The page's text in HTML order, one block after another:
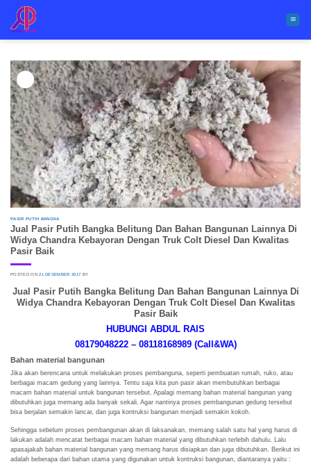
content
PASIR PUTIH BANGKA
Jual Pasir Putih Bangka Belitung Dan Bahan Bangunan Lainnya Di
Widya Chandra Kebayoran Dengan Truk Colt Diesel Dan Kwalitas
Pasir Baik
POSTED ON21 DESEMBER 2017 BY
Jual Pasir Putih Bangka Belitung Dan Bahan Bangunan Lainnya Di
Widya Chandra Kebayoran Dengan Truk Colt Diesel Dan Kwalitas
Pasir Baik
HUBUNGI ABDUL RAIS
08179048222 – 08118168989 (Call&WA)
Bahan material bangunan
Jika akan berencana untuk melakukan proses pembanguna, seperti pembuatan rumah, ruko, atau
berbagai macam gedung yang lainnya. Tentu saja kita pun pasir akan membutuhkan berbagai
macam bahan material untuk bangunan tersebut. Apalagi memang bahan material bangunan yang
dibutuhkan juga memang ada banyak sekali. Agar nantinya proses pembangunan gedung tersebut
bisa berjalan semakin lancar, dan juga kontruksi bangunan menjadi semakin kokoh.
Sehingga sebelum proses pembangunan akan di laksanakan, memang salah satu hal yang harus di
lakukan adalah mencatat berbagai macam bahan material yang dibutuhkan terlebih dahulu. Lalu
apasajakah bahan material bangunan yang memang harus disiapkan dan juga dibutuhkan. Berikut ini
adalah beberapa dari bahan utama yang digunakan untuk kontruksi bangunan, diantaranya yaitu :